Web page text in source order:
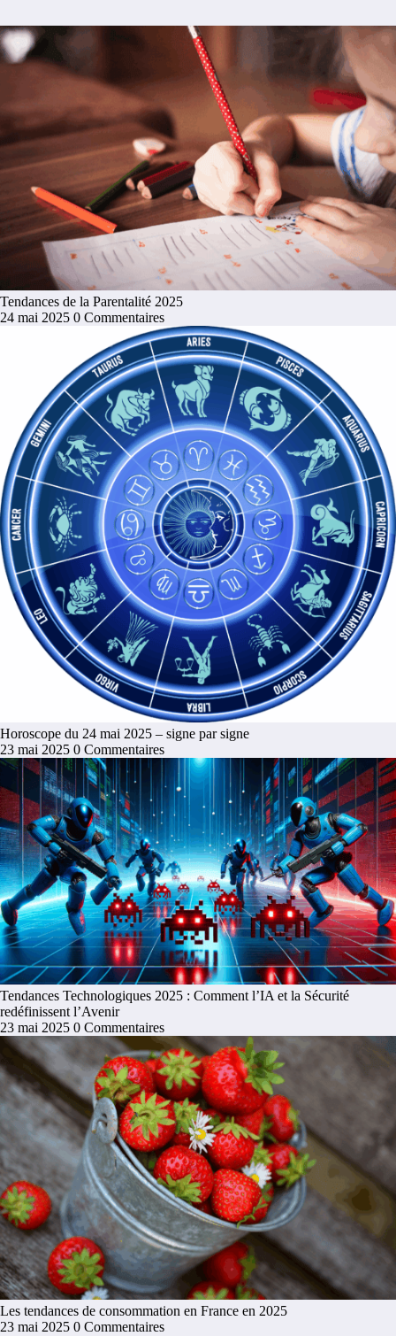
Tendances de la Parentalité 2025
24 mai 2025 0 Commentaires
Horoscope du 24 mai 2025 – signe par signe
23 mai 2025 0 Commentaires
Tendances Technologiques 2025 : Comment l’IA et la Sécurité
redéfinissent l’Avenir
23 mai 2025 0 Commentaires
Les tendances de consommation en France en 2025
23 mai 2025 0 Commentaires